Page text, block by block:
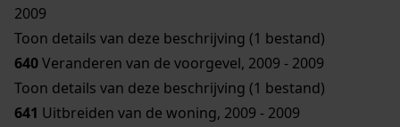
2009
Toon details van deze beschrijving (1 bestand)
640Veranderen van de voorgevel, 2009 - 2009
Toon details van deze beschrijving (1 bestand)
641 Uitbreiden van de woning, 2009 - 2009